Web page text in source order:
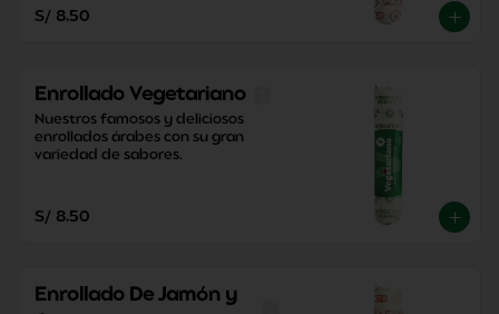
S/ 8.50
Enrollado Vegetariano
Nuestros famosos y deliciosos
enrollados árabes con su gran
variedad de sabores.
S/ 8.50
Enrollado De Jamón y